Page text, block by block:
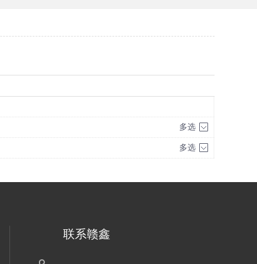
多选
多选
联系赣鑫